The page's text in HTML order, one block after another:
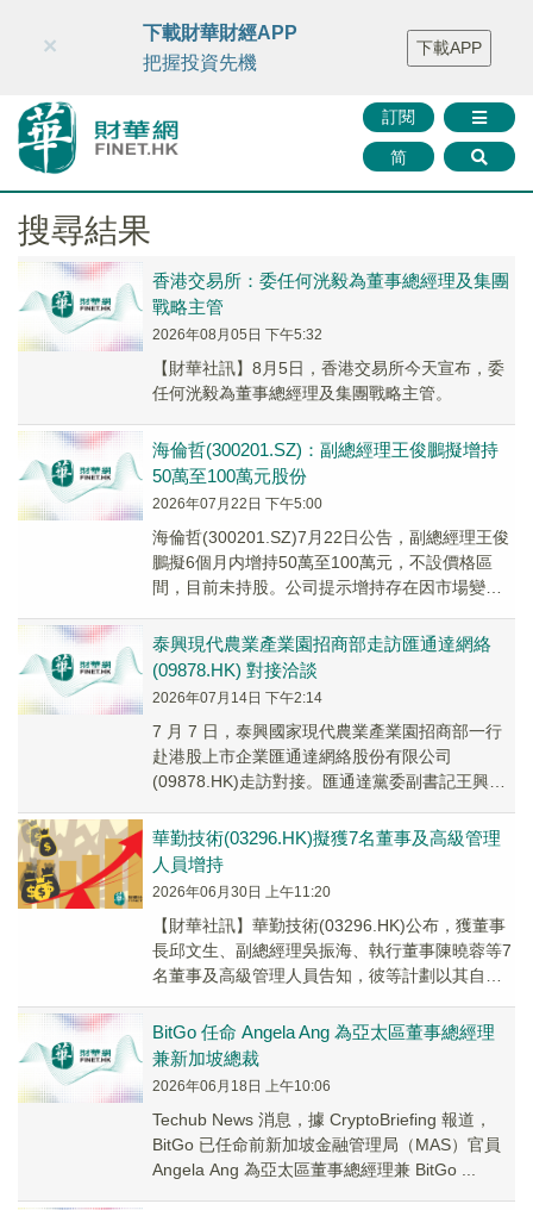
財華智庫網 FINTV FINMETA 財華證券 媒體矩陣
智庫沙龍
聯絡我們
訂閱
简
×
下載財華財經APP
把握投資先機
下載APP
搜尋結果
香港交易所：委任何洸毅為董事總經理及集團
戰略主管
2026年08月05日 下午5:32
【財華社訊】8月5日，香港交易所今天宣布，委
任何洸毅為董事總經理及集團戰略主管。
海倫哲(300201.SZ)：副總經理王俊鵬擬增持
50萬至100萬元股份
2026年07月22日 下午5:00
海倫哲(300201.SZ)7月22日公告，副總經理王俊
鵬擬6個月内增持50萬至100萬元，不設價格區
間，目前未持股。公司提示增持存在因市場變化
泰興現代農業產業園招商部走訪匯通達網絡
(09878.HK) 對接洽談
2026年07月14日 下午2:14
7 月 7 日，泰興國家現代農業產業園招商部一行
赴港股上市企業匯通達網絡股份有限公司
(09878.HK)走訪對接。匯通達黨委副書記王興
華勤技術(03296.HK)擬獲7名董事及高級管理
人員增持
2026年06月30日 上午11:20
【財華社訊】華勤技術(03296.HK)公布，獲董事
長邱文生、副總經理吳振海、執行董事陳曉蓉等7
名董事及高級管理人員告知，彼等計劃以其自有
BitGo 任命 Angela Ang 為亞太區董事總經理
兼新加坡總裁
2026年06月18日 上午10:06
Techub News 消息，據 CryptoBriefing 報道，
BitGo 已任命前新加坡金融管理局（MAS）官員
Angela Ang 為亞太區董事總經理兼 BitGo ...